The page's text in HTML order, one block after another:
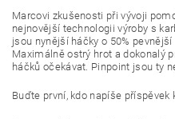
Marcovi zkušenosti při vývoji
nejnovější technologii výroby s
jsou nynější háčky o 50%
Maximálně ostrý hrot a dokonalý
háčků očekávat. Pinpoint jsou ty
Buďte první, kdo napíše příspěvek